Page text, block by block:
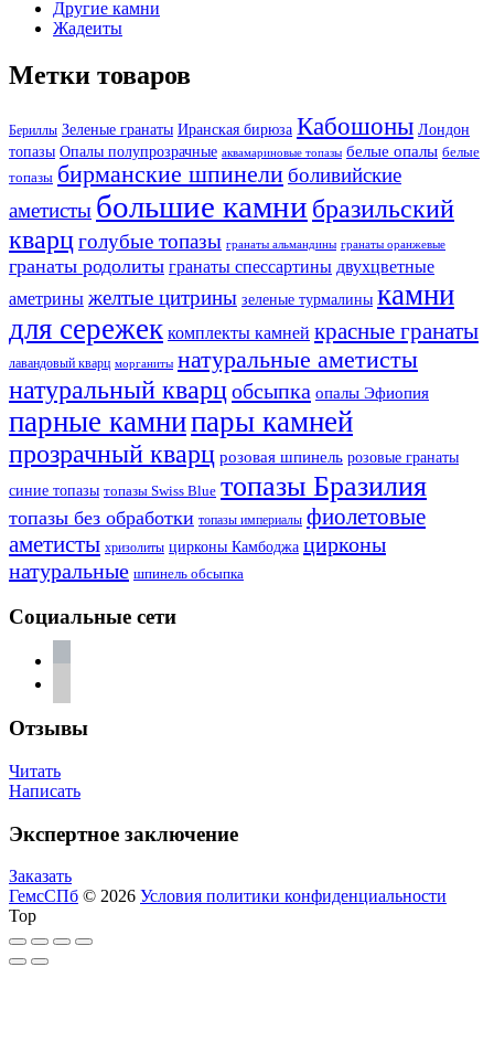
Другие камни
Жадеиты
Метки товаров
Бериллы Зеленые гранаты Иранская бирюза Кабошоны Лондон
топазы Опалы полупрозрачные аквамариновые топазы белые опалы белые
топазы бирманские шпинелиболивийские
аметисты большие камни бразильский
кварцголубые топазы гранаты альмандины гранаты оранжевые
гранаты родолиты гранаты спессартины двухцветные
аметрины желтые цитрины зеленые турмалины камни
для сережек комплекты камней красные гранаты
лавандовый кварц морганиты натуральные аметисты
натуральный кварцобсыпка опалы Эфиопия
парные камнипары камней
прозрачный кварц розовая шпинель розовые гранаты
синие топазы топазы Swiss Blue топазы Бразилия
топазы без обработки топазы империалы фиолетовые
аметисты хризолиты цирконы Камбоджа цирконы
натуральные шпинель обсыпка
Социальные сети
Отзывы
Читать
Написать
Экспертное заключение
Заказать
ГемсСПб © 2026 Условия политики конфиденциальности
Top